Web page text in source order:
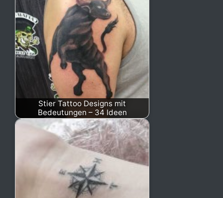
Stier Tattoo Designs mit
Bedeutungen – 34 Ideen